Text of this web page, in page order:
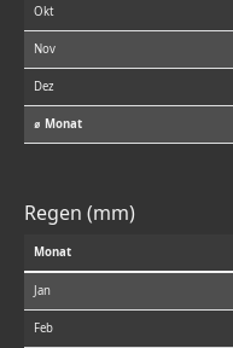
Okt
Nov
Dez
⌀ Monat
Regen (mm)
Monat
Jan
Feb